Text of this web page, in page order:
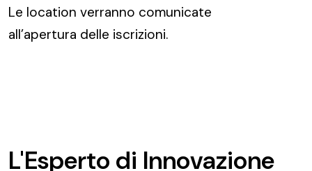
Le location verranno comunicate
all’apertura delle iscrizioni.
L'Esperto di Innovazione